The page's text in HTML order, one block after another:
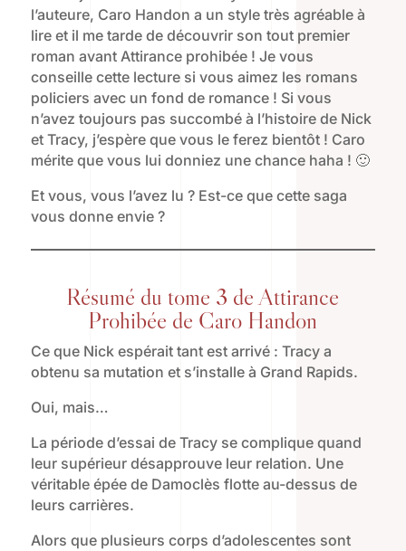
l’auteure, Caro Handon a un style très agréable à
lire et il me tarde de découvrir son tout premier
roman avant Attirance prohibée ! Je vous
conseille cette lecture si vous aimez les romans
policiers avec un fond de romance ! Si vous
n’avez toujours pas succombé à l’histoire de Nick
et Tracy, j’espère que vous le ferez bientôt ! Caro
mérite que vous lui donniez une chance haha ! 🙂
Et vous, vous l’avez lu ? Est-ce que cette saga
vous donne envie ?
Résumé du tome 3 de Attirance
Prohibée de Caro Handon
Ce que Nick espérait tant est arrivé : Tracy a
obtenu sa mutation et s’installe à Grand Rapids.
Oui, mais…
La période d’essai de Tracy se complique quand
leur supérieur désapprouve leur relation. Une
véritable épée de Damoclès flotte au-dessus de
leurs carrières.
Alors que plusieurs corps d’adolescentes sont